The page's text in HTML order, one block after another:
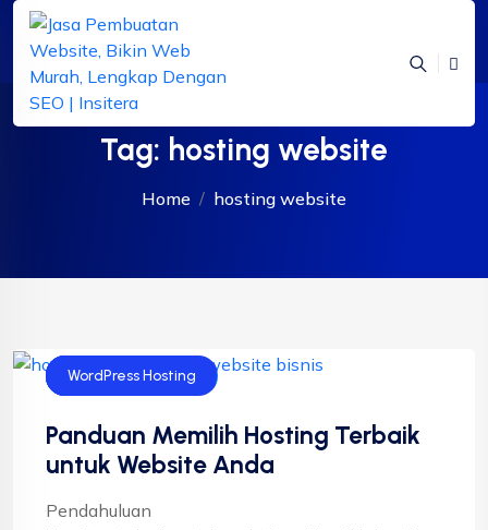
Tag: hosting website
Home hosting website
Bisnis
Cloud Hosting
Shared Hosting
Website
WordPress Hosting
Panduan Memilih Hosting Terbaik
untuk Website Anda
Pendahuluan